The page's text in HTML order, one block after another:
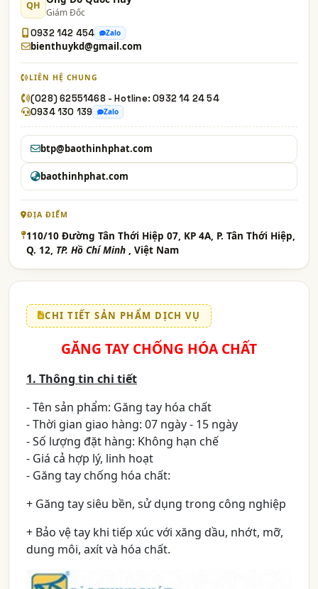
QH
Giám Đốc
0932 142 454
Zalo
bienthuykd@gmail.com
LIÊN HỆ CHUNG
(028) 62551468 - Hotline: 0932 14 24 54
0934 130 139
Zalo
btp@baothinhphat.com
baothinhphat.com
ĐỊA ĐIỂM
110/10 Đường Tân Thới Hiệp 07, KP 4A, P. Tân Thới Hiệp,
Q. 12, TP. Hồ Chí Minh , Việt Nam
CHI TIẾT SẢN PHẨM DỊCH VỤ
GĂNG TAY CHỐNG HÓA CHẤT
1. Thông tin chi tiết
- Tên sản phẩm: Găng tay hóa chất
- Thời gian giao hàng: 07 ngày - 15 ngày
- Số lượng đặt hàng: Không hạn chế
- Giá cả hợp lý, linh hoạt
- Găng tay chống hóa chất:
+ Găng tay siêu bền, sử dụng trong công nghiệp
+ Bảo vệ tay khi tiếp xúc với xăng dầu, nhớt, mỡ,
dung môi, axít và hóa chất.